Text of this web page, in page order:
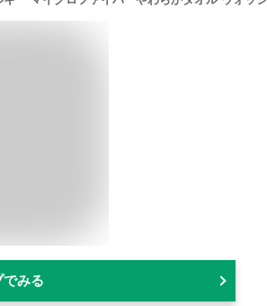
でみる